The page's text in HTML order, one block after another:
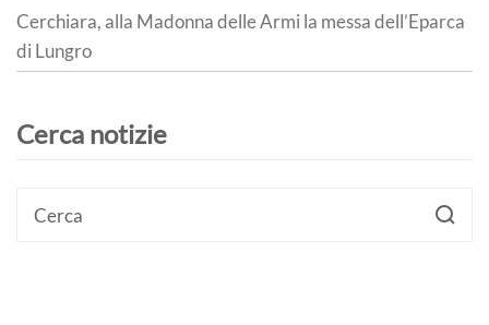
Cerchiara, alla Madonna delle Armi la messa dell’Eparca
di Lungro
Cerca notizie